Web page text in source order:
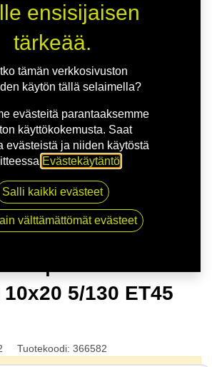
10X20 5-130 E45 C71,5 10x20 5/130
5/130 ET45
Tuotekoodi: 366582
ensisijaisen
tärkeää.
tämän verkkosivuston
käytön tällä selaimella?
evästeitä parantaaksemme
käyttökokemusta. Saat
evästeistä ja niiden käytöstä
Evästekäytäntö
Salli kaikki evästeet
välttämättömät evästeet